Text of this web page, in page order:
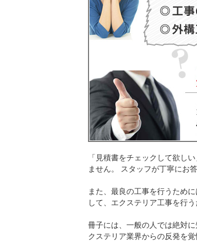
「見積書をチェックして欲し
ません。 スタッフが丁寧にお答
また、最良の工事を行うため
して、エクステリア工事を行
冊子には、一般の人では絶対
クステリア業界からの反発を